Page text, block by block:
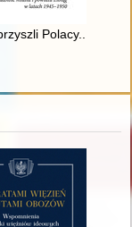
: niemieckie
Polacy... :
(1891-1982) w